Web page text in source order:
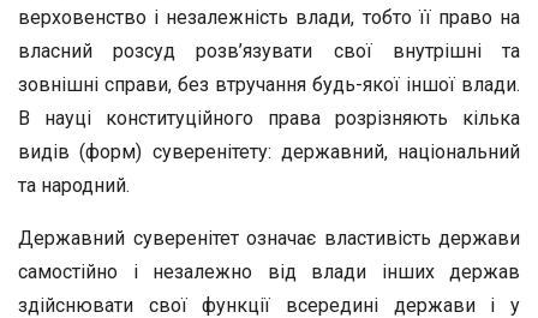
верховенство і незалежність влади, тобто її право на
власний розсуд розв’язувати свої внутрішні та
зовнішні справи, без втручання будь-якої іншої влади.
В науці конституційного права розрізняють кілька
видів (форм) суверенітету: державний, національний
та народний.
Державний суверенітет означає властивість держави
самостійно і незалежно від влади інших держав
здійснювати свої функції всередині держави і у